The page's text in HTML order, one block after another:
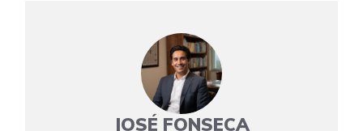
JOSÉ FONSECA